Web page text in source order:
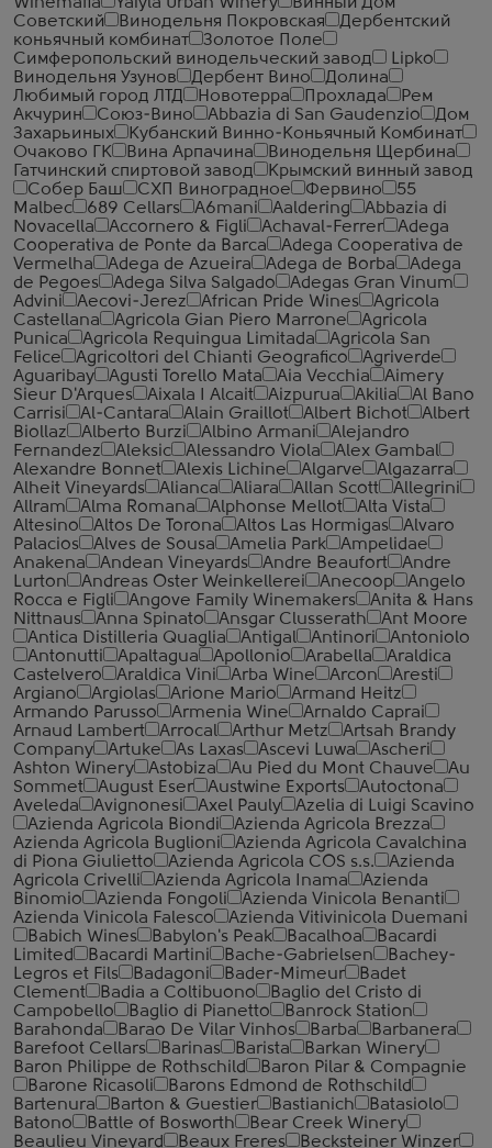
Советский
Винодельня Покровская
Дербентский
коньячный комбинат
Золотое Поле
Симферопольский винодельческий завод
Lipko
Винодельня Узунов
Дербент Вино
Долина
Любимый город ЛТД
Новотерра Прохлада
Рем
Акчурин
Союз-Вино Abbazia di San Gaudenzio
Дом
Захарьиных
Кубанский Винно-Коньячный Комбинат
Очаково ГК
Вина Арпачина
Винодельня Щербина
Гатчинский спиртовой завод
Крымский винный завод
Собер Баш
СХП Виноградное Фервино
55
Malbec
689 Cellars A6mani Aaldering
Abbazia di
Novacella
Accornero & Figli Achaval-Ferrer
Adega
Cooperativa de Ponte da Barca
Adega Cooperativa de
Vermelha
Adega de Azueira Adega de Borba
Adega
de Pegoes
Adega Silva Salgado
Adegas Gran Vinum
Advini
Aecovi-Jerez African Pride Wines
Agricola
Castellana
Agricola Gian Piero Marrone
Agricola
Punica
Agricola Requingua Limitada
Agricola San
Felice
Agricoltori del Chianti Geografico
Agriverde
Aguaribay
Agusti Torello Mata Aia Vecchia
Aimery
Sieur D'Arques
Aixala I Alcait Aizpurua Akilia
Al Bano
Carrisi
Al-Cantara Alain Graillot Albert Bichot
Albert
Biollaz
Alberto Burzi Albino Armani
Alejandro
Fernandez
Aleksic Alessandro Viola
Alex Gambal
Alexandre Bonnet
Alexis Lichine Algarve
Algazarra
Alheit Vineyards
Alianca Aliara Allan Scott
Allegrini
Allram
Alma Romana Alphonse Mellot
Alta Vista
Altesino
Altos De Torona Altos Las Hormigas
Alvaro
Palacios
Alves de Sousa Amelia Park
Ampelidae
Anakena
Andean Vineyards Andre Beaufort
Andre
Lurton
Andreas Oster Weinkellerei Anecoop
Angelo
Rocca е Figli
Angove Family Winemakers
Anita & Hans
Nittnaus
Anna Spinato Ansgar Clusserath
Ant Moore
Antica Distilleria Quaglia
Antigal Antinori
Antoniolo
Antonutti
Apaltagua Apollonio Arabella
Araldica
Castelvero
Araldica Vini Arba Wine Arcon
Aresti
Argiano
Argiolas Arione Mario
Armand Heitz
Armando Parusso
Armenia Wine
Arnaldo Caprai
Arnaud Lambert
Arrocal Arthur Metz
Artsah Brandy
Company
Artuke As Laxas Ascevi Luwa
Ascheri
Ashton Winery
Astobiza Au Pied du Mont Chauve
Au
Sommet
August Eser Austwine Exports
Autoctona
Aveleda
Avignonesi Axel Pauly
Azelia di Luigi Scavino
Azienda Agricola Biondi
Azienda Agricola Brezza
Azienda Agricola Buglioni
Azienda Agricola Cavalchina
di Piona Giulietto
Azienda Agricola COS s.s.
Azienda
Agricola Crivelli
Azienda Agricola Inama
Azienda
Binomio
Azienda Fongoli
Azienda Vinicola Benanti
Azienda Vinicola Falesco
Azienda Vitivinicola Duemani
Babich Wines
Babylon's Peak Bacalhoa
Bacardi
Limited
Bacardi Martini Bache-Gabrielsen
Bachey-
Legros et Fils
Badagoni Bader-Mimeur
Badet
Clement
Badia a Coltibuono
Baglio del Cristo di
Campobello
Baglio di Pianetto
Banrock Station
Barahonda
Barao De Vilar Vinhos Barba
Barbanera
Barefoot Cellars
Barinas Barista
Barkan Winery
Baron Philippe de Rothschild
Baron Pilar & Compagnie
Barone Ricasoli
Barons Edmond de Rothschild
Bartenura
Barton & Guestier Bastianich
Batasiolo
Batono
Battle of Bosworth
Bear Creek Winery
Beaulieu Vineyard
Beaux Freres
Becksteiner Winzer